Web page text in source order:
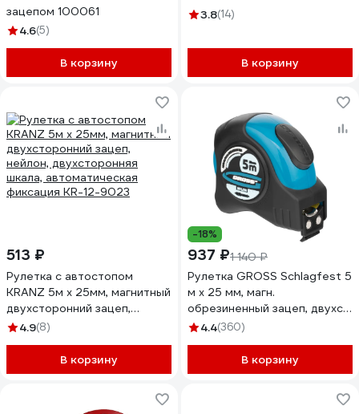
зацепом 100061
4.6(5)
В корзину
3.8(14)
В корзину
513 ₽
Рулетка с автостопом
KRANZ 5м x 25мм, магнитный
двухсторонний зацеп,
нейлон, двухсторонняя
фиксация KR-12-9023
4.9(8)
В корзину
-18%
937 ₽1 140 ₽
Рулетка GROSS Schlagfest 5
м x 25 мм, магн.
обрезиненный зацеп, двухст.
шкала, нейлоновое покр 31113
4.4(360)
В корзину